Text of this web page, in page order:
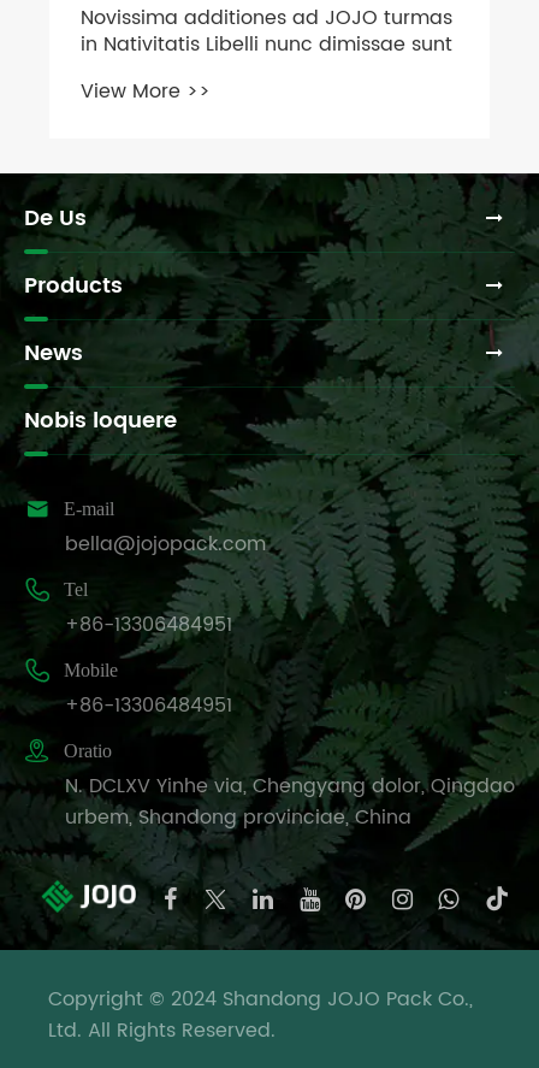
Discrimen inter UV et metalli
translationem Libelli
View More >>
De Us
Products
News
Nobis loquere
 E-mail
bella@jojopack.com
 Tel
+86-13306484951
 Mobile
+86-13306484951
 Oratio
N. DCLXV Yinhe via, Chengyang dolor, Qingdao
urbem, Shandong provinciae, China
Copyright © 2024 Shandong JOJO Pack Co.,
Ltd. All Rights Reserved.